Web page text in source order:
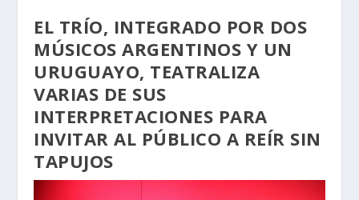
EL TRÍO, INTEGRADO POR DOS
MÚSICOS ARGENTINOS Y UN
URUGUAYO, TEATRALIZA
VARIAS DE SUS
INTERPRETACIONES PARA
INVITAR AL PÚBLICO A REÍR SIN
TAPUJOS